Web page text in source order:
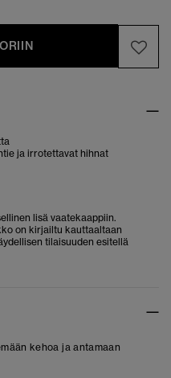
ja irrotettavat hihnat
lisä vaatekaappiin.
on kirjailtu kauttaaltaan
tilaisuuden esitellä
kehoa ja antamaan